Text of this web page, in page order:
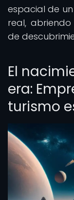
espacial de
real,
de
El
era:
turismo